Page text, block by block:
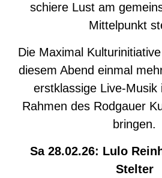
schiere Lust am
Mittelpunkt
Die Maximal
diesem Abend einmal
erstklassige Live-Musik
Rahmen des Rodgauer
bringen.
Sa 28.02.26: Lulo
Stelter